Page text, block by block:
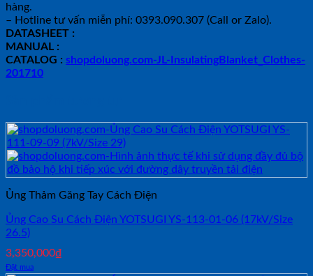
hàng.
– Hotline tư vấn miễn phí: 0393.090.307 (Call or Zalo).
DATASHEET :
MANUAL :
CATALOG : shopdoluong.com-JL-InsulatingBlanket_Clothes-
201710
Ủng Thảm Găng Tay Cách Điện
Ủng Cao Su Cách Điện YOTSUGI YS-113-01-06 (17kV/Size
26.5)
3,350,000₫
Đặt mua